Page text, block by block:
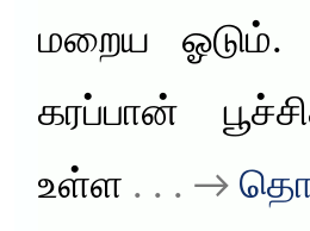
மறைய ஓடும்.
கரப்பான்
உள்ள . . . →